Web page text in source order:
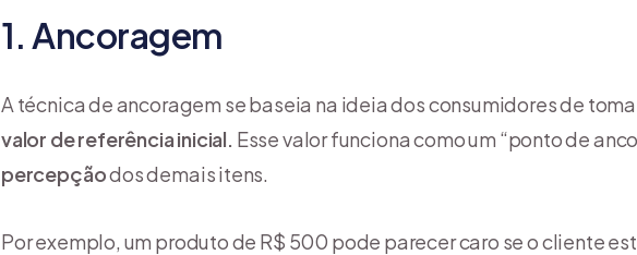
1. Ancoragem
A técnica de ancoragem se baseia na ideia dos consumidores de
valor de referência inicial. Esse valor funciona como um “ponto de
percepçãodos demais itens.
Por exemplo, um produto de R$ 500 pode parecer caro se o cliente